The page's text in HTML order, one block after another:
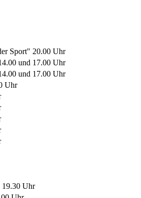
Sport" 20.00 Uhr
und 17.00 Uhr
und 17.00 Uhr
Uhr
19.30 Uhr